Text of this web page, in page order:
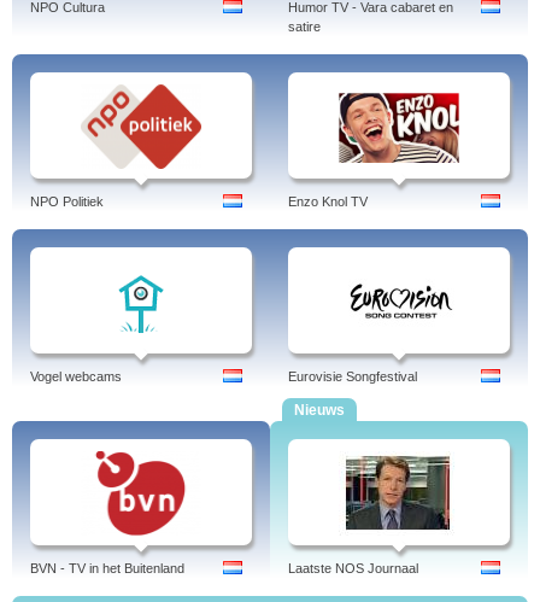
NPO Cultura
Humor TV - Vara cabaret en
satire
NPO Politiek Enzo Knol TV
Vogel webcams Eurovisie Songfestival
BVN - TV in het Buitenland
Nieuws
Laatste NOS Journaal